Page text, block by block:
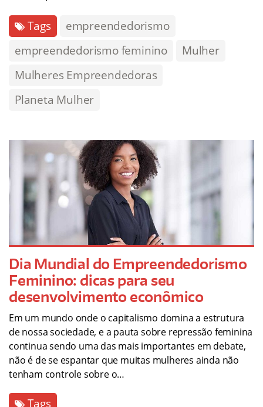
Tags
empreendedorismo
empreendedorismo feminino
Mulher
Mulheres Empreendedoras
Planeta Mulher
Dia Mundial do Empreendedorismo
Feminino: dicas para seu
desenvolvimento econômico
Em um mundo onde o capitalismo domina a estrutura
de nossa sociedade, e a pauta sobre repressão feminina
continua sendo uma das mais importantes em debate,
não é de se espantar que muitas mulheres ainda não
tenham controle sobre o…
Tags